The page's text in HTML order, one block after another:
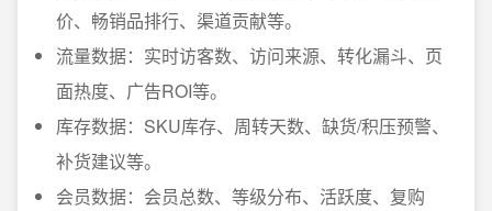
价、畅销品排行、渠道贡献等。
流量数据：实时访客数、访问来源、转化漏斗、页
面热度、广告ROI等。
库存数据：SKU库存、周转天数、缺货/积压预警、
补货建议等。
会员数据：会员总数、等级分布、活跃度、复购